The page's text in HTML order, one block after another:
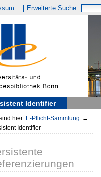
Erweiterte Suche
Identifier
hier: E-Pflicht-Sammlung →
Identifier